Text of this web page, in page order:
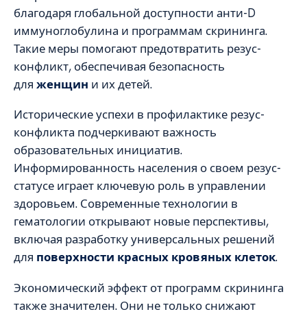
благодаря глобальной доступности анти-D
иммуноглобулина и программам скрининга.
Такие меры помогают предотвратить резус-
конфликт, обеспечивая безопасность
для женщин и их детей.
Исторические успехи в профилактике резус-
конфликта подчеркивают важность
образовательных инициатив.
Информированность населения о своем резус-
статусе играет ключевую роль в управлении
здоровьем. Современные технологии в
гематологии открывают новые перспективы,
включая разработку универсальных решений
для поверхности красных кровяных клеток.
Экономический эффект от программ скрининга
также значителен. Они не только снижают